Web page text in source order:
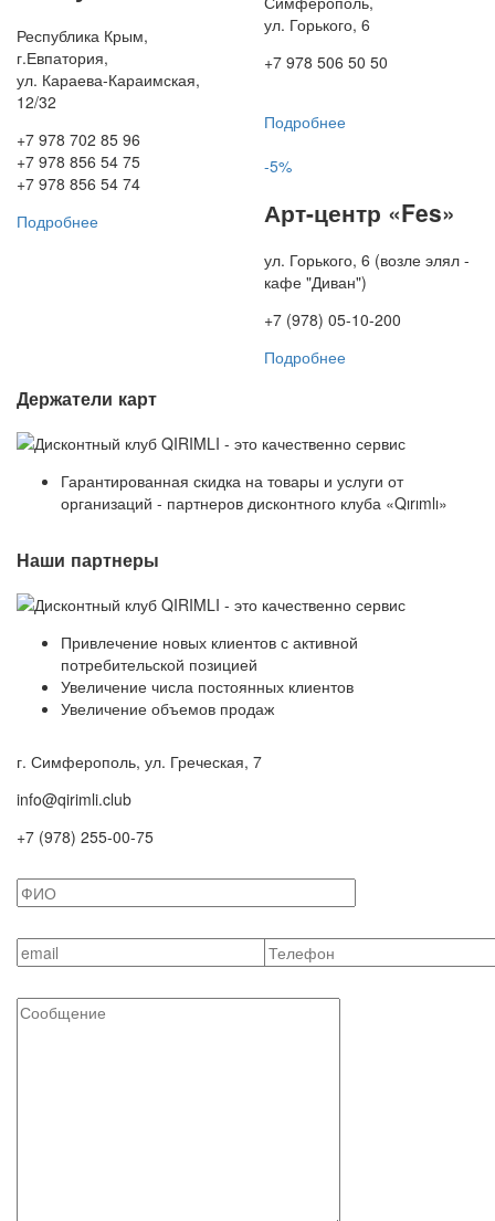
Республика Крым,
г.Евпатория,
ул. Караева-Караимская,
12/32
+7 978 702 85 96
+7 978 856 54 75
+7 978 856 54 74
Подробнее
ул. Горького, 6
+7 978 506 50 50
Подробнее
-5%
Арт-центр «Fes»
ул. Горького, 6 (возле элял -
кафе "Диван")
+7 (978) 05-10-200
Подробнее
Держатели карт
Гарантированная скидка на товары и услуги от
организаций - партнеров дисконтного клуба «Qırımlı»
Наши партнеры
Привлечение новых клиентов с активной
потребительской позицией
Увеличение числа постоянных клиентов
Увеличение объемов продаж
г. Симферополь, ул. Греческая, 7
info@qirimli.club
+7 (978) 255-00-75